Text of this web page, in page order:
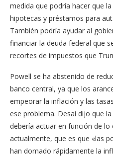
medida que podría hacer que
hipotecas y préstamos para
También podría ayudar al
financiar la deuda federal que
recortes de impuestos que
Powell se ha abstenido de
banco central, ya que los
empeorar la inflación y las
ese problema. Desai dijo que
debería actuar en función de
actualmente, que es que «las
han domado rápidamente la